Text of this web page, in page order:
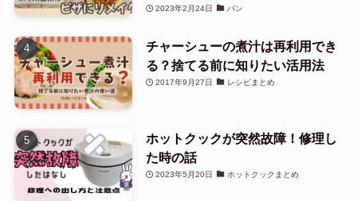
2023年2月24日 パン
チャーシューの煮汁は再利用でき
る？捨てる前に知りたい活用法
2017年9月27日 レシピまとめ
ホットクックが突然故障！修理し
た時の話
2023年5月20日 ホットクックまとめ